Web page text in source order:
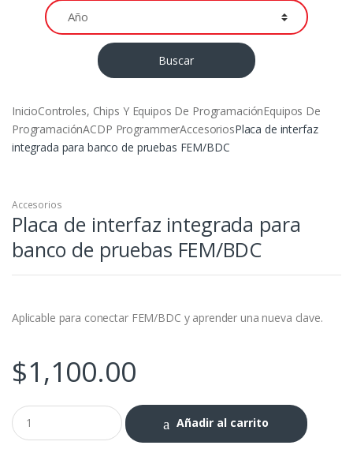
Buscar
InicioControles, Chips Y Equipos De ProgramaciónEquipos De
ProgramaciónACDP ProgrammerAccesoriosPlaca de interfaz
integrada para banco de pruebas FEM/BDC
Accesorios
Placa de interfaz integrada para
banco de pruebas FEM/BDC
Aplicable para conectar FEM/BDC y aprender una nueva clave.
$1,100.00
Placa
de
interfaz
Añadir al carrito